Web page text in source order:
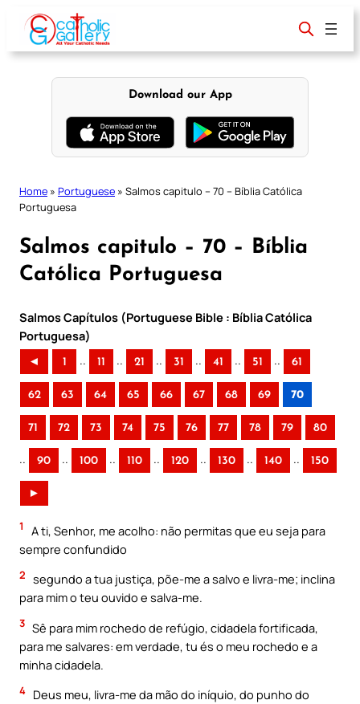
content
Download our App
Home » Portuguese » Salmos capitulo – 70 – Bíblia Católica
Portuguesa
Salmos capitulo – 70 – Bíblia
Católica Portuguesa
Salmos Capítulos (Portuguese Bible : Bíblia Católica
Portuguesa)
◄ 1 .. 11 .. 21 .. 31 .. 41 .. 51 .. 61
62 63 64 65 66 67 68 69 70
71 72 73 74 75 76 77 78 79 80
.. 90 .. 100 .. 110 .. 120 .. 130 .. 140 .. 150
►
1
A ti, Senhor, me acolho: não permitas que eu seja para
sempre confundido
2 segundo a tua justiça, põe-me a salvo e livra-me; inclina
para mim o teu ouvido e salva-me.
3 Sê para mim rochedo de refúgio, cidadela fortificada,
para me salvares: em verdade, tu és o meu rochedo e a
minha cidadela.
4 Deus meu, livra-me da mão do iníquio, do punho do